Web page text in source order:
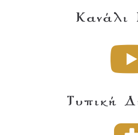
Κανάλι
Τυπική